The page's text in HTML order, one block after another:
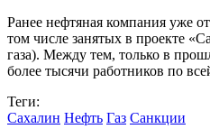
Ранее нефтяная компания уже
том числе занятых в проекте
газа). Между тем, только в
более тысячи работников по
Теги:
Сахалин Нефть Газ Санкции